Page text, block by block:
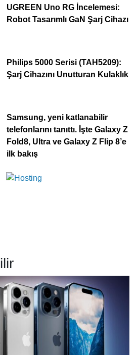
UGREEN Uno RG İncelemesi:
Robot Tasarımlı GaN Şarj Cihazı
Philips 5000 Serisi (TAH5209):
Şarj Cihazını Unutturan Kulaklık
Samsung, yeni katlanabilir
telefonlarını tanıttı. İşte Galaxy Z
Fold8, Ultra ve Galaxy Z Flip 8’e
ilk bakış